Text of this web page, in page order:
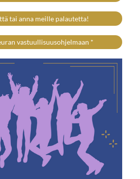
tai anna meille palautetta!
vastuullisuusohjelmaan *